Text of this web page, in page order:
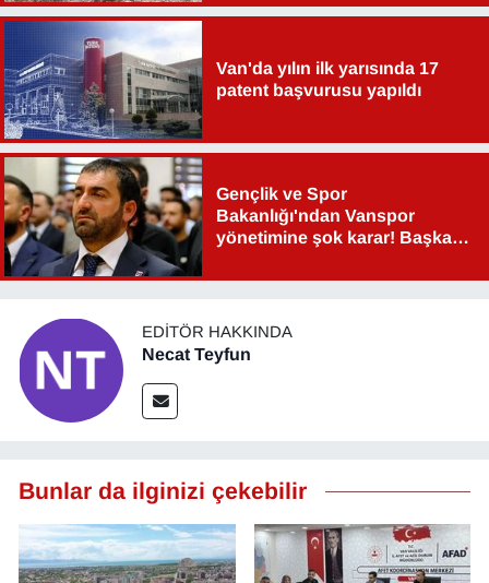
Van'da yılın ilk yarısında 17
patent başvurusu yapıldı
Gençlik ve Spor
Bakanlığı'ndan Vanspor
yönetimine şok karar! Başkan
EDITÖR HAKKINDA
Necat Teyfun
Bunlar da ilginizi çekebilir